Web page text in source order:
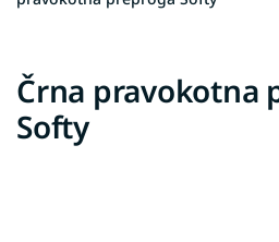
Črna pravokotna
Softy